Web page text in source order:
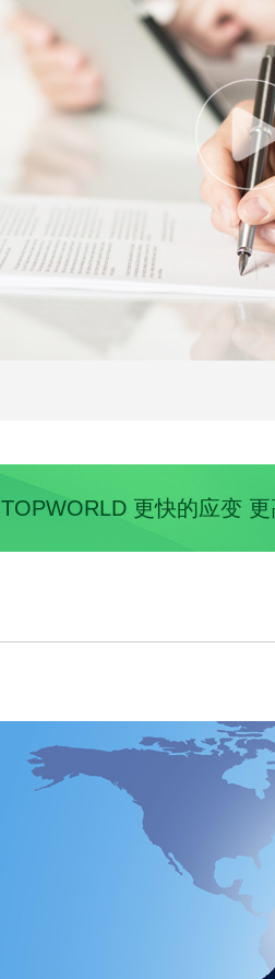
TOPWORLD 更快的应变